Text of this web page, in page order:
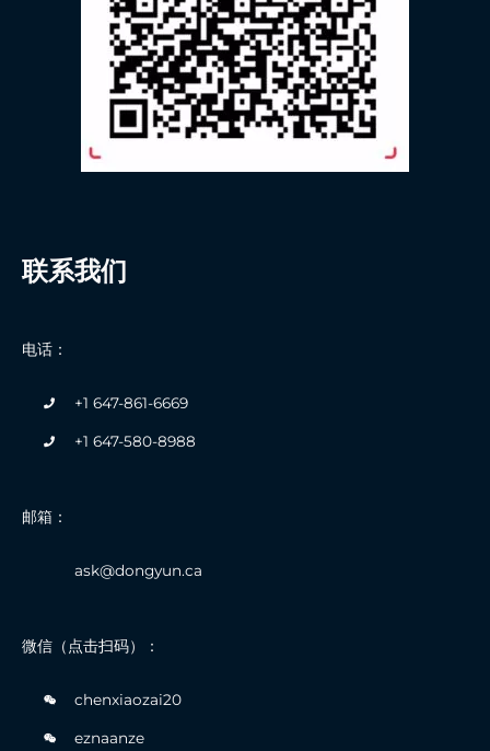
联系我们
电话：
+1 647-861-6669
+1 647-580-8988
邮箱：
ask@dongyun.ca
微信（点击扫码）：
chenxiaozai20
eznaanze